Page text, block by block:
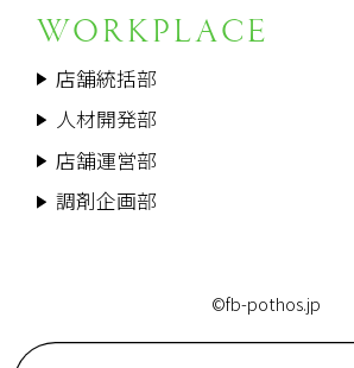
WORKPLACE
店舗統括部
人材開発部
店舗運営部
調剤企画部
©fb-pothos.jp